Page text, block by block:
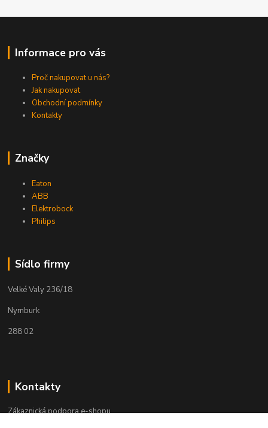
Informace pro vás
Proč nakupovat u nás?
Jak nakupovat
Obchodní podmínky
Kontakty
Značky
Eaton
ABB
Elektrobock
Philips
Sídlo firmy
Velké Valy 236/18
Nymburk
288 02
Kontakty
Zákaznická podpora e-shopu